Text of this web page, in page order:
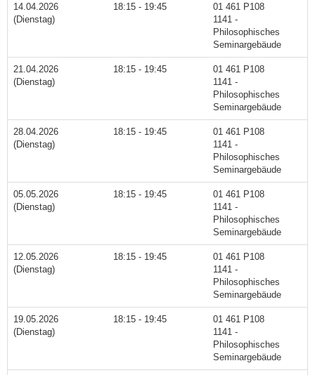
14.04.2026
(Dienstag)
18:15 - 19:45
01 461 P108
1141 -
Philosophisches
Seminargebäude
21.04.2026
(Dienstag)
18:15 - 19:45
01 461 P108
1141 -
Philosophisches
Seminargebäude
28.04.2026
(Dienstag)
18:15 - 19:45
01 461 P108
1141 -
Philosophisches
Seminargebäude
05.05.2026
(Dienstag)
18:15 - 19:45
01 461 P108
1141 -
Philosophisches
Seminargebäude
12.05.2026
(Dienstag)
18:15 - 19:45
01 461 P108
1141 -
Philosophisches
Seminargebäude
19.05.2026
(Dienstag)
18:15 - 19:45
01 461 P108
1141 -
Philosophisches
Seminargebäude